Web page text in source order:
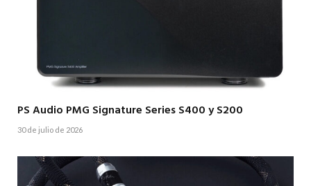
PS Audio PMG Signature Series S400 y S200
30 de julio de 2026